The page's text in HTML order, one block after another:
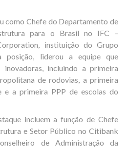
como Chefe do Departamento de
para o Brasil no IFC –
instituição do Grupo
posição, liderou a equipe que
inovadoras, incluindo a primeira
de rodovias, a primeira
e a primeira PPP de escolas do
incluem a função de Chefe
e Setor Público no Citibank
de Administração da